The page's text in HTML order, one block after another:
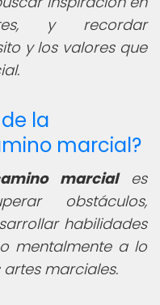
y recordar
y los valores que
la
marcial?
marciales
obstáculos,
habilidades
mentalmente a lo
marciales.